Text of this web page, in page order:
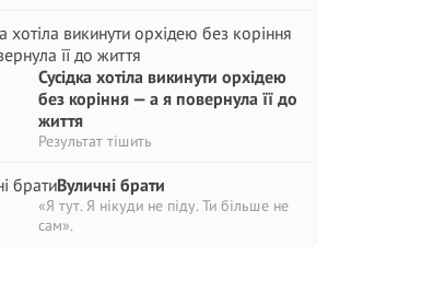
Сусідка хотіла викинути орхідею
без коріння — а я повернула її до
життя
Результат тішить
Вуличні брати
«Я тут. Я нікуди не піду. Ти більше не
сам».